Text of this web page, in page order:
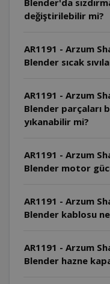
değiştirilebilir mi?
AR1191 - Arzum
Blender sıcak
AR1191 - Arzum
Blender parçaları
yıkanabilir mi?
AR1191 - Arzum
Blender motor
AR1191 - Arzum
Blender kablosu
AR1191 - Arzum
Blender hazne